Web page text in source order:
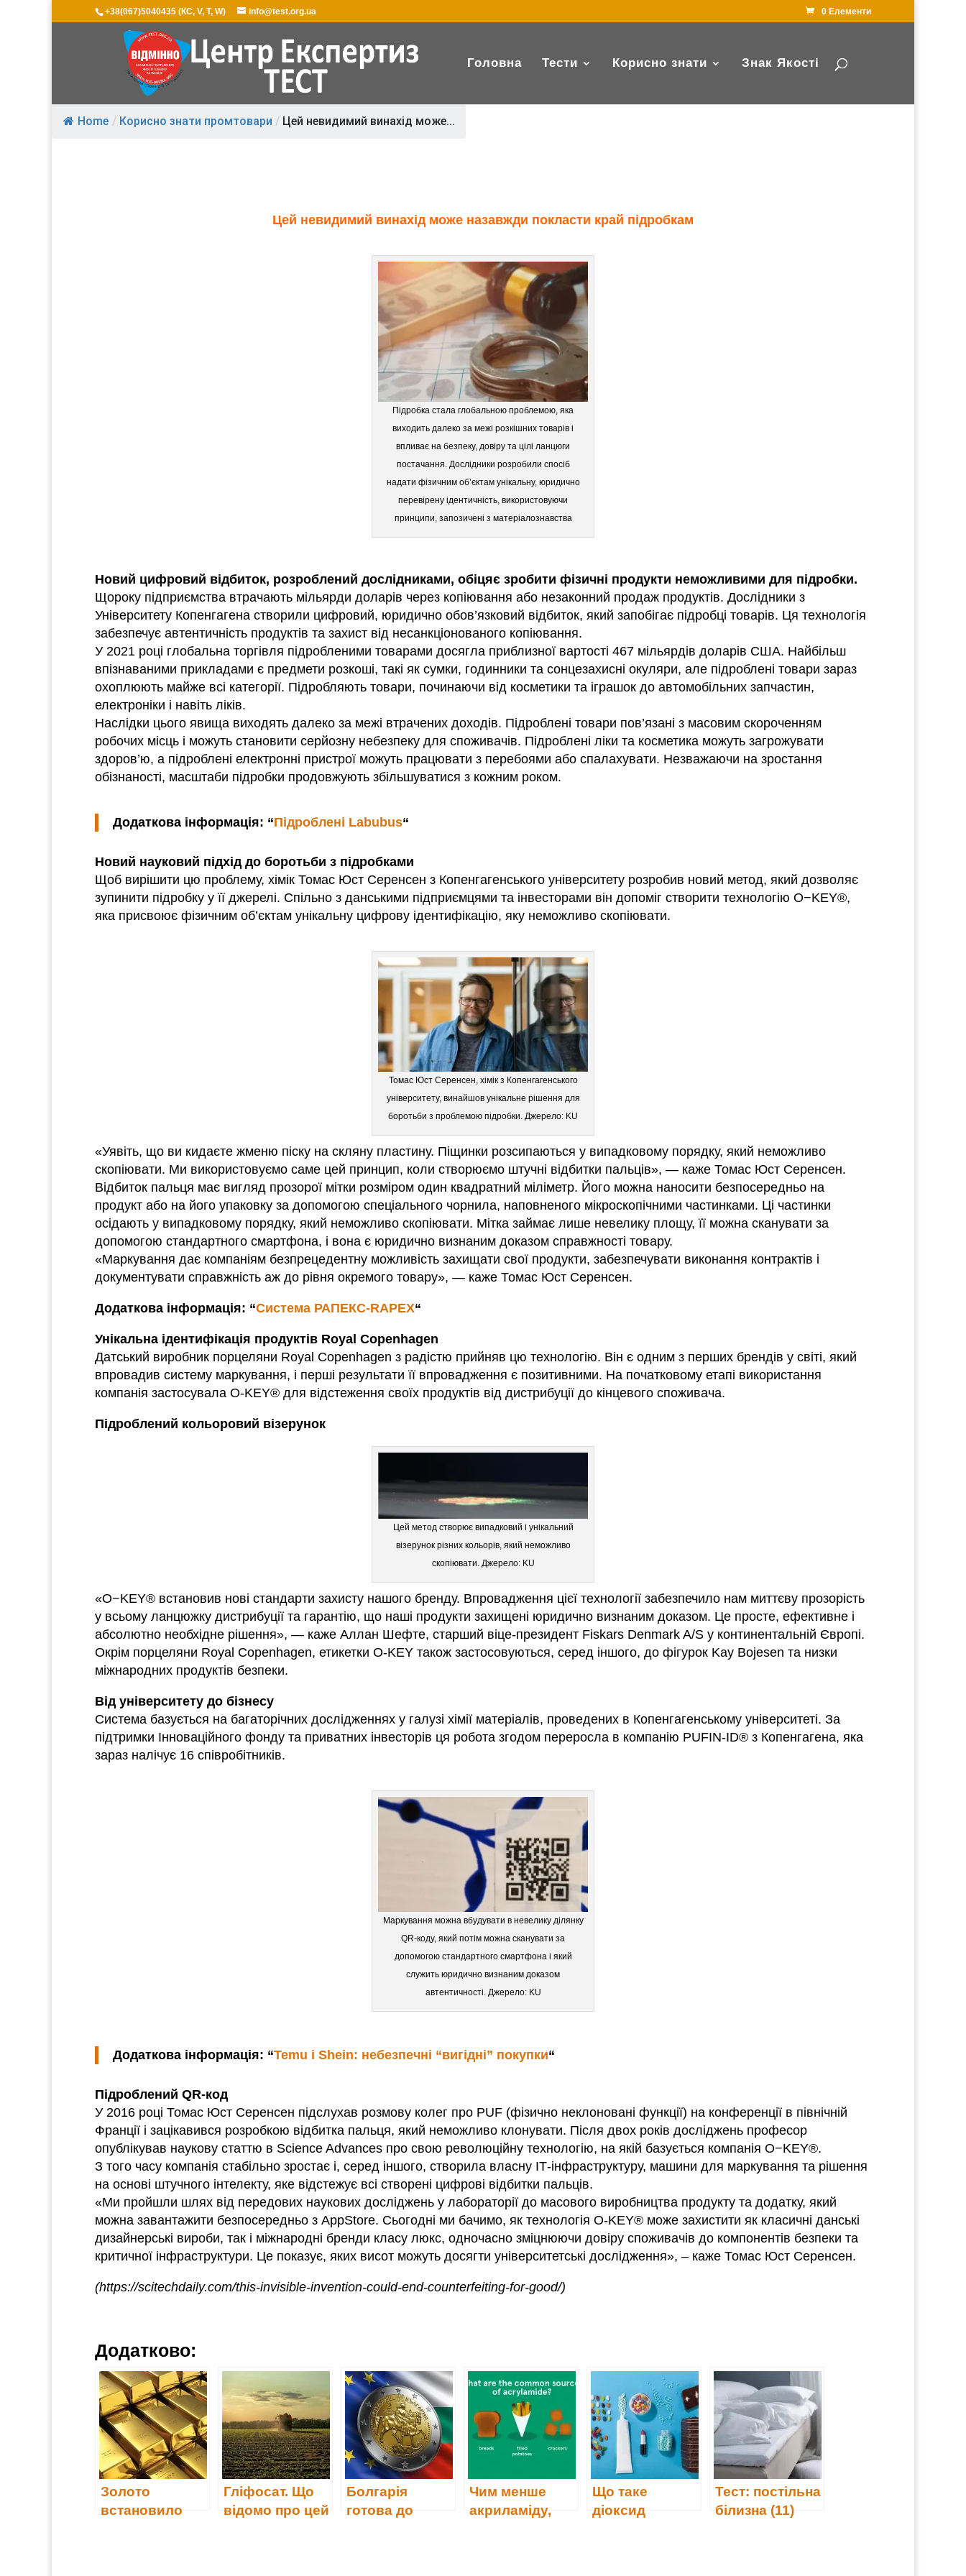
+38(067)5040435 (КС, V, T, W) info@test.org.ua 0 Елементи
Головна Тести Корисно знати Знак Якості
Home / Корисно знати промтовари / Цей невидимий винахід може...
Цей невидимий винахід може назавжди покласти край підробкам
Підробка стала глобальною проблемою, яка
виходить далеко за межі розкішних товарів і
впливає на безпеку, довіру та цілі ланцюги
постачання. Дослідники розробили спосіб
надати фізичним об’єктам унікальну, юридично
перевірену ідентичність, використовуючи
принципи, запозичені з матеріалознавства
Новий цифровий відбиток, розроблений дослідниками, обіцяє зробити фізичні продукти неможливими для підробки.
Щороку підприємства втрачають мільярди доларів через копіювання або незаконний продаж продуктів. Дослідники з
Університету Копенгагена створили цифровий, юридично обов’язковий відбиток, який запобігає підробці товарів. Ця технологія
забезпечує автентичність продуктів та захист від несанкціонованого копіювання.
У 2021 році глобальна торгівля підробленими товарами досягла приблизної вартості 467 мільярдів доларів США. Найбільш
впізнаваними прикладами є предмети розкоші, такі як сумки, годинники та сонцезахисні окуляри, але підроблені товари зараз
охоплюють майже всі категорії. Підробляють товари, починаючи від косметики та іграшок до автомобільних запчастин,
електроніки і навіть ліків.
Наслідки цього явища виходять далеко за межі втрачених доходів. Підроблені товари пов’язані з масовим скороченням
робочих місць і можуть становити серйозну небезпеку для споживачів. Підроблені ліки та косметика можуть загрожувати
здоров’ю, а підроблені електронні пристрої можуть працювати з перебоями або спалахувати. Незважаючи на зростання
обізнаності, масштаби підробки продовжують збільшуватися з кожним роком.
Додаткова інформація: “Підроблені Labubus“
Новий науковий підхід до боротьби з підробками
Щоб вирішити цю проблему, хімік Томас Юст Серенсен з Копенгагенського університету розробив новий метод, який дозволяє
зупинити підробку у її джерелі. Спільно з данськими підприємцями та інвесторами він допоміг створити технологію O−KEY®,
яка присвоює фізичним об’єктам унікальну цифрову ідентифікацію, яку неможливо скопіювати.
Томас Юст Серенсен, хімік з Копенгагенського
університету, винайшов унікальне рішення для
боротьби з проблемою підробки. Джерело: KU
«Уявіть, що ви кидаєте жменю піску на скляну пластину. Піщинки розсипаються у випадковому порядку, який неможливо
скопіювати. Ми використовуємо саме цей принцип, коли створюємо штучні відбитки пальців», — каже Томас Юст Серенсен.
Відбиток пальця має вигляд прозорої мітки розміром один квадратний міліметр. Його можна наносити безпосередньо на
продукт або на його упаковку за допомогою спеціального чорнила, наповненого мікроскопічними частинками. Ці частинки
осідають у випадковому порядку, який неможливо скопіювати. Мітка займає лише невелику площу, її можна сканувати за
допомогою стандартного смартфона, і вона є юридично визнаним доказом справжності товару.
«Маркування дає компаніям безпрецедентну можливість захищати свої продукти, забезпечувати виконання контрактів і
документувати справжність аж до рівня окремого товару», — каже Томас Юст Серенсен.
Додаткова інформація: “Система РАПЕКС-RAPEX“
Унікальна ідентифікація продуктів Royal Copenhagen
Датський виробник порцеляни Royal Copenhagen з радістю прийняв цю технологію. Він є одним з перших брендів у світі, який
впровадив систему маркування, і перші результати її впровадження є позитивними. На початковому етапі використання
компанія застосувала O-KEY® для відстеження своїх продуктів від дистрибуції до кінцевого споживача.
Підроблений кольоровий візерунок
Цей метод створює випадковий і унікальний
візерунок різних кольорів, який неможливо
скопіювати. Джерело: KU
«O−KEY® встановив нові стандарти захисту нашого бренду. Впровадження цієї технології забезпечило нам миттєву прозорість
у всьому ланцюжку дистрибуції та гарантію, що наші продукти захищені юридично визнаним доказом. Це просте, ефективне і
абсолютно необхідне рішення», — каже Аллан Шефте, старший віце-президент Fiskars Denmark A/S у континентальній Європі.
Окрім порцеляни Royal Copenhagen, етикетки O-KEY також застосовуються, серед іншого, до фігурок Kay Bojesen та низки
міжнародних продуктів безпеки.
Від університету до бізнесу
Система базується на багаторічних дослідженнях у галузі хімії матеріалів, проведених в Копенгагенському університеті. За
підтримки Інноваційного фонду та приватних інвесторів ця робота згодом переросла в компанію PUFIN-ID® з Копенгагена, яка
зараз налічує 16 співробітників.
Маркування можна вбудувати в невелику ділянку
QR-коду, який потім можна сканувати за
допомогою стандартного смартфона і який
служить юридично визнаним доказом
автентичності. Джерело: KU
Додаткова інформація: “Temu і Shein: небезпечні “вигідні” покупки“
Підроблений QR-код
У 2016 році Томас Юст Серенсен підслухав розмову колег про PUF (фізично неклоновані функції) на конференції в північній
Франції і зацікавився розробкою відбитка пальця, який неможливо клонувати. Після двох років досліджень професор
опублікував наукову статтю в Science Advances про свою революційну технологію, на якій базується компанія O−KEY®.
З того часу компанія стабільно зростає і, серед іншого, створила власну ІТ-інфраструктуру, машини для маркування та рішення
на основі штучного інтелекту, яке відстежує всі створені цифрові відбитки пальців.
«Ми пройшли шлях від передових наукових досліджень у лабораторії до масового виробництва продукту та додатку, який
можна завантажити безпосередньо з AppStore. Сьогодні ми бачимо, як технологія O-KEY® може захистити як класичні данські
дизайнерські вироби, так і міжнародні бренди класу люкс, одночасно зміцнюючи довіру споживачів до компонентів безпеки та
критичної інфраструктури. Це показує, яких висот можуть досягти університетські дослідження», – каже Томас Юст Серенсен.
(https://scitechdaily.com/this-invisible-invention-could-end-counterfeiting-for-good/)
Додатково:
Золото
встановило
Гліфосат. Що
відомо про цей
Болгарія
готова до
Чим менше
акриламіду,
Що таке
діоксид
Тест: постільна
білизна (11)